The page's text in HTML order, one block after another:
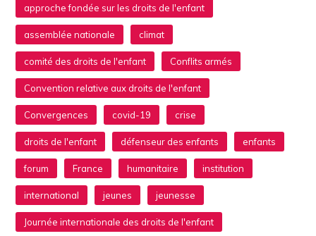
approche fondée sur les droits de l'enfant
assemblée nationale climat
comité des droits de l'enfant Conflits armés
Convention relative aux droits de l'enfant
Convergences covid-19 crise
droits de l'enfant défenseur des enfants enfants
forum France humanitaire institution
international jeunes jeunesse
Journée internationale des droits de l'enfant